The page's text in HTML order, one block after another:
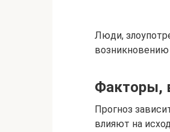
Люди,
возникновению
Факторы,
Прогноз
влияют на